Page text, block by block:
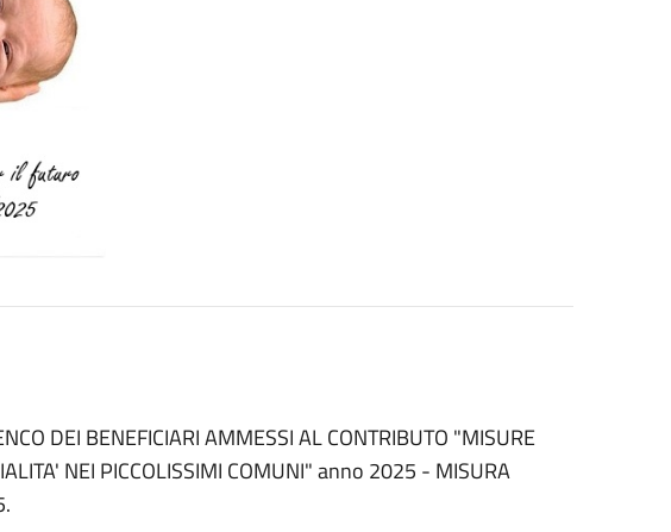
DEI BENEFICIARI AMMESSI AL CONTRIBUTO "MISURE
NEI PICCOLISSIMI COMUNI" anno 2025 - MISURA